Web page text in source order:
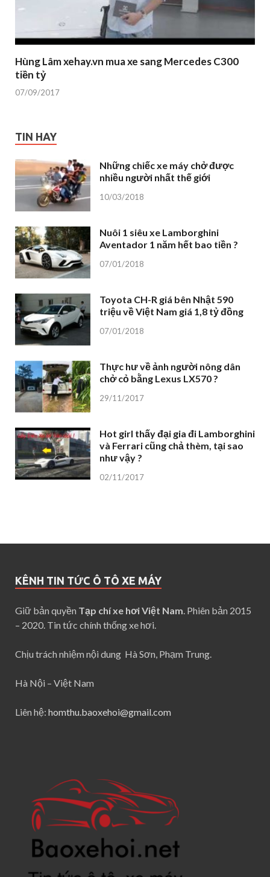
Hùng Lâm xehay.vn mua xe sang Mercedes C300
tiền tỷ
07/09/2017
TIN HAY
Những chiếc xe máy chở được
nhiều người nhất thế giới
10/03/2018
Nuôi 1 siêu xe Lamborghini
Aventador 1 năm hết bao tiền ?
07/01/2018
Toyota CH-R giá bên Nhật 590
triệu về Việt Nam giá 1,8 tỷ đồng
07/01/2018
Thực hư về ảnh người nông dân
chở cỏ bằng Lexus LX570 ?
29/11/2017
Hot girl thấy đại gia đi Lamborghini
và Ferrari cũng chả thèm, tại sao
như vậy ?
02/11/2017
KÊNH TIN TỨC Ô TÔ XE MÁY
Giữ bản quyền Tạp chí xe hơi Việt Nam. Phiên bản 2015
– 2020. Tin tức chính thống xe hơi.
Chịu trách nhiệm nội dung Hà Sơn, Phạm Trung.
Hà Nội – Việt Nam
Liên hệ: homthu.baoxehoi@gmail.com